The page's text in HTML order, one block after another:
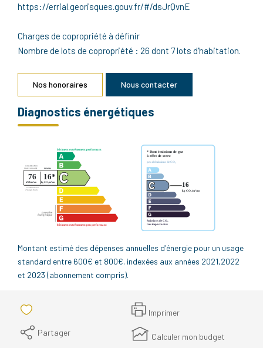
https://errial.georisques.gouv.fr/#/dsJrQvnE
Charges de copropriété à définir
Nombre de lots de copropriété : 26 dont 7 lots d'habitation.
Nos honoraires Nous contacter
Diagnostics énergétiques
Montant estimé des dépenses annuelles d'énergie pour un usage
standard entre 600€ et 800€. indexées aux années 2021,2022
et 2023 (abonnement compris).
Imprimer
Partager
Calculer mon budget